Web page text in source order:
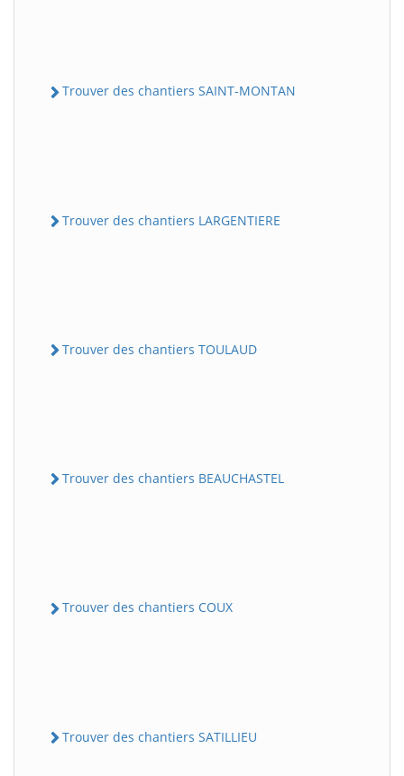
Trouver des chantiers SAINT-MONTAN
Trouver des chantiers LARGENTIERE
Trouver des chantiers TOULAUD
Trouver des chantiers BEAUCHASTEL
Trouver des chantiers COUX
Trouver des chantiers SATILLIEU